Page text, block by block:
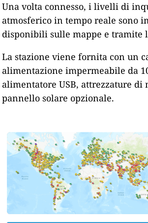
Una volta connesso, i livelli di
atmosferico in tempo reale sono
disponibili sulle mappe e tramite
La stazione viene fornita con un
alimentazione impermeabile da
alimentatore USB, attrezzature di
pannello solare opzionale.